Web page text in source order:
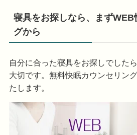
寝具をお探しなら、まず
グから
自分に合った寝具をお探しでした
大切です。無料快眠カウンセリン
たします。